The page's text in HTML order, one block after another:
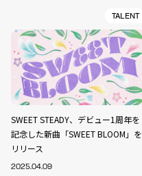
TALENT
SWEET STEADY、デビュー1周年を
記念した新曲「SWEET BLOOM」を
リリース
2025.04.09